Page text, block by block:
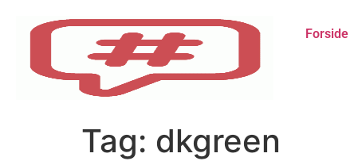
Forside
Tag: dkgreen